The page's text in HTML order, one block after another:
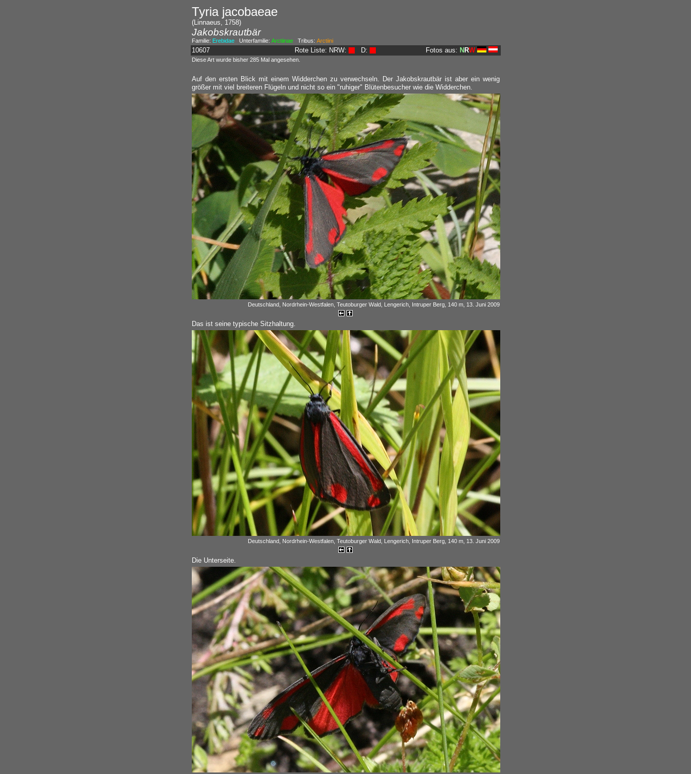
Tyria jacobaeae
(Linnaeus, 1758)
Jakobskrautbär
Familie: ErebidaeUnterfamilie: ArctiinaeTribus: Arctiini
10607 Rote Liste: NRW: D: Fotos aus: N RW
Diese Art wurde bisher 285 Mal angesehen.
Auf den ersten Blick mit einem Widderchen zu verwechseln. Der Jakobskrautbär ist aber ein wenig
größer mit viel breiteren Flügeln und nicht so ein "ruhiger" Blütenbesucher wie die Widderchen.
Deutschland, Nordrhein-Westfalen, Teutoburger Wald, Lengerich, Intruper Berg, 140 m, 13. Juni 2009
Das ist seine typische Sitzhaltung.
Deutschland, Nordrhein-Westfalen, Teutoburger Wald, Lengerich, Intruper Berg, 140 m, 13. Juni 2009
Die Unterseite.